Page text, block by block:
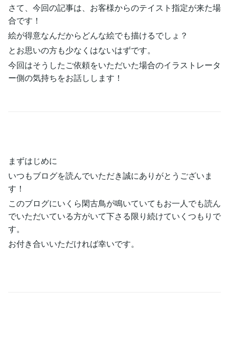
さて、今回の記事は、お客様からのテイスト指定が来た場
合です！
絵が得意なんだからどんな絵でも描けるでしょ？
とお思いの方も少なくはないはずです。
今回はそうしたご依頼をいただいた場合のイラストレータ
ー側の気持ちをお話しします！
まずはじめに
いつもブログを読んでいただき誠にありがとうございま
す！
このブログにいくら閑古鳥が鳴いていてもお一人でも読ん
でいただいている方がいて下さる限り続けていくつもりで
す。
お付き合いいただければ幸いです。